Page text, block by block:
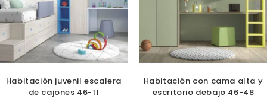
Habitación juvenil escalera
de cajones 46-11
Habitación con cama alta y
escritorio debajo 46-48